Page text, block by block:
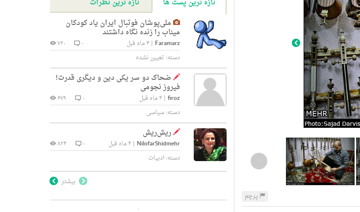
›
پرچم
تازه ترین پست ها
تازه ترین نظرات
ملی‌پوشان فوتبال ایران یاد کودکان
میناب را زنده نگاه داشتند
Faramarz
| ۴ ماه قبل ۰
۷۲۰
دسته: تعیین نشده
ضحاک دو سر یکی دین و دیگری قدرت!
فیروز نجومی
firoz
| ۴ ماه قبل ۰
۶۷۹
دسته:سیاسی
ریش‌ریش
NilofarShidmehr
| ۴ ماه قبل ۰
۸۲۴
دسته:ادبیات
بیشتر